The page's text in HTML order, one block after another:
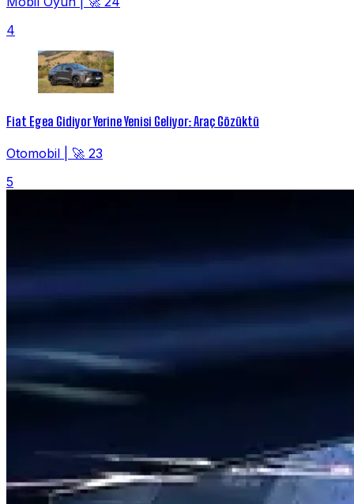
4
Fiat Egea Gidiyor Yerine Yenisi Geliyor: Araç Gözüktü
Otomobil
🚀 23
5